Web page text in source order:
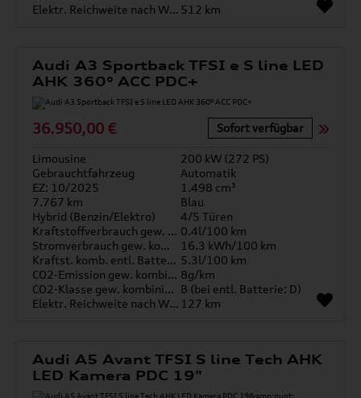
Elektr. Reichweite nach WLTP* 512 km
Audi A3 Sportback TFSI e S line LED
AHK 360° ACC PDC+
36.950,00 € Sofort verfügbar
Limousine
200 kW (272 PS)
Gebrauchtfahrzeug
Automatik
EZ: 10/2025
1.498 cm³
7.767 km
Blau
Hybrid (Benzin/Elektro)
4/5 Türen
Kraftstoffverbrauch gew. kombiniert 0.4l/100 km
Stromverbrauch gew. kombiniert
16.3 kWh/100 km
Kraftst. komb. entl. Batterie 5.3l/100 km
CO2-Emission gew. kombiniert 8g/km
CO2-Klasse gew. kombiniert B (bei entl. Batterie: D)
Elektr. Reichweite nach WLTP* 127 km
Audi A5 Avant TFSI S line Tech AHK
LED Kamera PDC 19"